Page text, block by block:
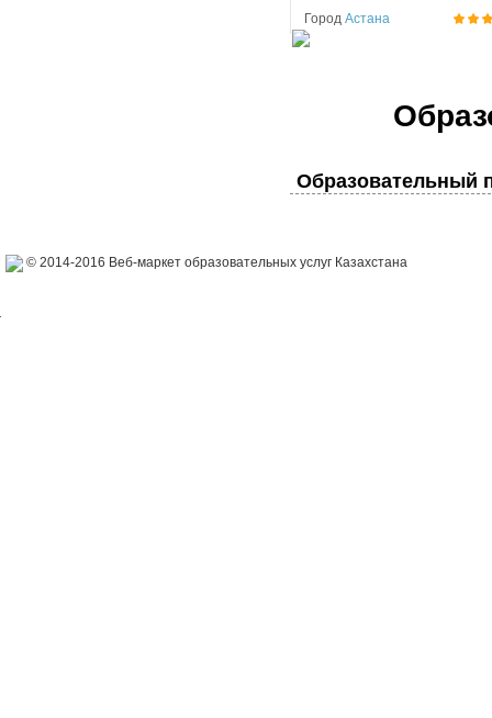
Город Астана
Образовательный
© 2014-2016 Веб-маркет образовательных услуг Казахстана